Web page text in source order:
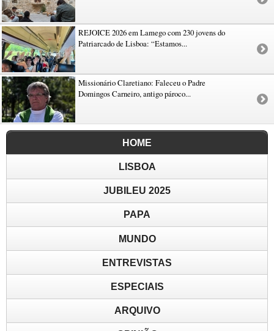
REJOICE 2026 em Lamego com 230 jovens do
Patriarcado de Lisboa: “Estamos...
Missionário Claretiano: Faleceu o Padre
Domingos Carneiro, antigo pároco...
HOME
LISBOA
JUBILEU 2025
PAPA
MUNDO
ENTREVISTAS
ESPECIAIS
ARQUIVO